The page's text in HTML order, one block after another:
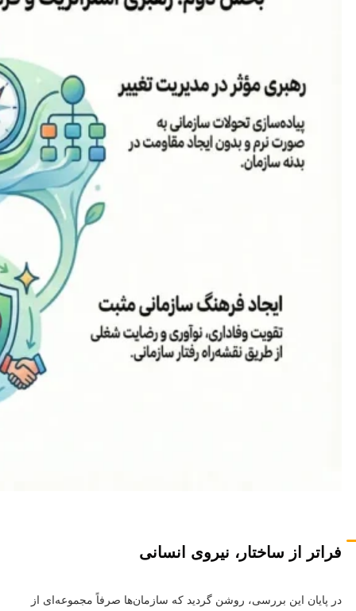
فراتر از ساختار، نیروی انسانی
در پایان این بررسی، روشن گردید که سازمان‌ها صرفاً مجموعه‌ای از